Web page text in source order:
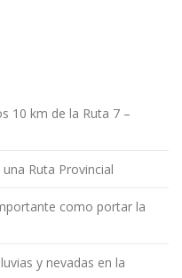
10 km de la Ruta 7 –
Ruta Provincial
como portar la
y nevadas en la